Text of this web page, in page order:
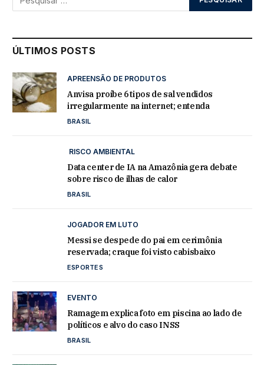
ÚLTIMOS POSTS
APREENSÃO DE PRODUTOS
Anvisa proíbe 6 tipos de sal vendidos
irregularmente na internet; entenda
BRASIL
RISCO AMBIENTAL
Data center de IA na Amazônia gera debate
sobre risco de ilhas de calor
BRASIL
JOGADOR EM LUTO
Messi se despede do pai em cerimônia
reservada; craque foi visto cabisbaixo
ESPORTES
EVENTO
Ramagem explica foto em piscina ao lado de
políticos e alvo do caso INSS
BRASIL